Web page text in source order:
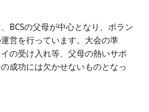
BCSの父母が中心となり、ボラン
営を行っています。大会の準
の受け入れ等、父母の熱いサポ
成功には欠かせないものとなっ